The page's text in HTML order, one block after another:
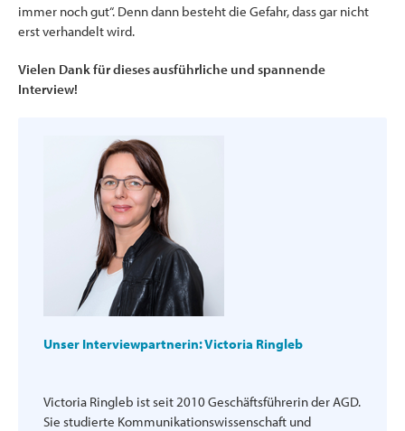
immer noch gut“. Denn dann besteht die Gefahr, dass gar nicht
erst verhandelt wird.
Vielen Dank für dieses ausführliche und spannende
Interview!
Unser Interviewpartnerin: Victoria Ringleb
Victoria Ringleb ist seit 2010 Geschäftsführerin der AGD.
Sie studierte Kommunikationswissenschaft und